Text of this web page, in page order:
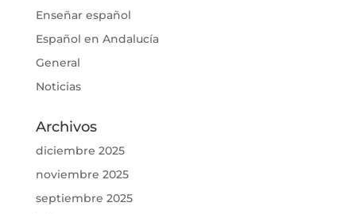
Enseñar español
Español en Andalucía
General
Noticias
Archivos
diciembre 2025
noviembre 2025
septiembre 2025